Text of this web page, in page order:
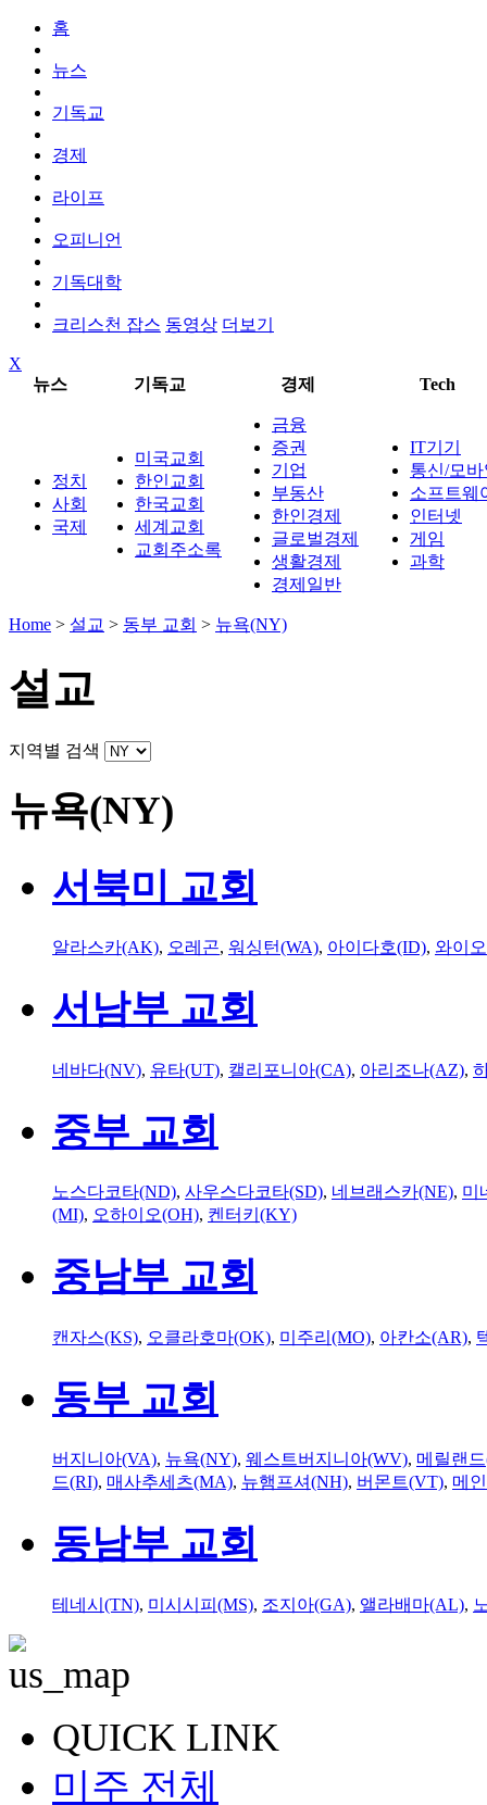
홈
뉴스
기독교
경제
라이프
오피니언
기독대학
크리스천 잡스 동영상 더보기
X
뉴스
기독교 경제 Tech
정치
사회
국제
미국교회
한인교회
한국교회
세계교회
교회주소록
금융
증권
기업
부동산
한인경제
글로벌경제
생활경제
경제일반
IT기기
통신/모
소프트웨
인터넷
게임
과학
Home > 설교 > 동부 교회 > 뉴욕(NY)
설교
지역별 검색
뉴욕(NY)
서북미 교회
알라스카(AK), 오레곤, 워싱턴(WA), 아이다호(ID), 와이
서남부 교회
네바다(NV), 유타(UT), 캘리포니아(CA), 아리조나(AZ),
중부 교회
노스다코타(ND), 사우스다코타(SD), 네브래스카(NE), 미
(MI), 오하이오(OH), 켄터키(KY)
중남부 교회
캔자스(KS), 오클라호마(OK), 미주리(MO), 아칸소(AR),
동부 교회
버지니아(VA), 뉴욕(NY), 웨스트버지니아(WV), 메릴랜
드(RI), 매사추세츠(MA), 뉴햄프셔(NH), 버몬트(VT), 메
동남부 교회
테네시(TN), 미시시피(MS), 조지아(GA), 앨라배마(AL),
QUICK LINK
미주 전체